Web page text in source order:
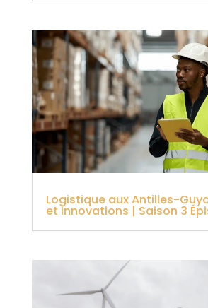
Logistique aux Antilles-
et innovations | Saison 3